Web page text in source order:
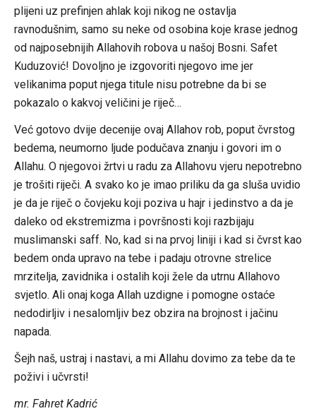
plijeni uz prefinjen ahlak koji nikog ne ostavlja
ravnodušnim, samo su neke od osobina koje krase jednog
od najposebnijih Allahovih robova u našoj Bosni. Safet
Kuduzović! Dovoljno je izgovoriti njegovo ime jer
velikanima poput njega titule nisu potrebne da bi se
pokazalo o kakvoj veličini je riječ…
Već gotovo dvije decenije ovaj Allahov rob, poput čvrstog
bedema, neumorno ljude podučava znanju i govori im o
Allahu. O njegovoi žrtvi u radu za Allahovu vjeru nepotrebno
je trošiti riječi. A svako ko je imao priliku da ga sluša uvidio
je da je riječ o čovjeku koji poziva u hajr i jedinstvo a da je
daleko od ekstremizma i površnosti koji razbijaju
muslimanski saff. No, kad si na prvoj liniji i kad si čvrst kao
bedem onda upravo na tebe i padaju otrovne strelice
mrzitelja, zavidnika i ostalih koji žele da utrnu Allahovo
svjetlo. Ali onaj koga Allah uzdigne i pomogne ostaće
nedodirljiv i nesalomljiv bez obzira na brojnost i jačinu
napada.
Šejh naš, ustraj i nastavi, a mi Allahu dovimo za tebe da te
poživi i učvrsti!
mr. Fahret Kadrić